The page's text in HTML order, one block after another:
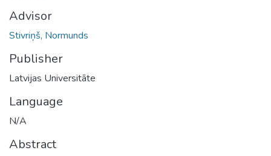
Advisor
Stivriņš, Normunds
Publisher
Latvijas Universitāte
Language
N/A
Abstract